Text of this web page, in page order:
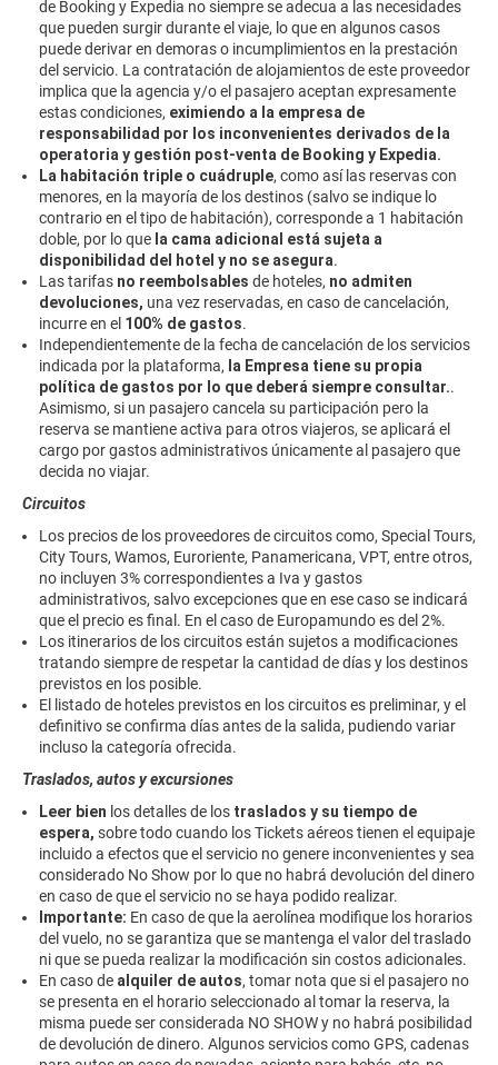
de Booking y Expedia no siempre se adecua a las necesidades
que pueden surgir durante el viaje, lo que en algunos casos
puede derivar en demoras o incumplimientos en la prestación
del servicio. La contratación de alojamientos de este proveedor
implica que la agencia y/o el pasajero aceptan expresamente
estas condiciones, eximiendo a la empresa de
responsabilidad por los inconvenientes derivados de la
operatoria y gestión post-venta de Booking y Expedia.
La habitación triple o cuádruple, como así las reservas con
menores, en la mayoría de los destinos (salvo se indique lo
contrario en el tipo de habitación), corresponde a 1 habitación
doble, por lo que la cama adicional está sujeta a
disponibilidad del hotel y no se asegura.
Las tarifas no reembolsables de hoteles, no admiten
devoluciones, una vez reservadas, en caso de cancelación,
incurre en el 100% de gastos.
Independientemente de la fecha de cancelación de los servicios
indicada por la plataforma, la Empresa tiene su propia
política de gastos por lo que deberá siempre consultar..
Asimismo, si un pasajero cancela su participación pero la
reserva se mantiene activa para otros viajeros, se aplicará el
cargo por gastos administrativos únicamente al pasajero que
decida no viajar.
Circuitos
Los precios de los proveedores de circuitos como, Special Tours,
City Tours, Wamos, Euroriente, Panamericana, VPT, entre otros,
no incluyen 3% correspondientes a Iva y gastos
administrativos, salvo excepciones que en ese caso se indicará
que el precio es final. En el caso de Europamundo es del 2%.
Los itinerarios de los circuitos están sujetos a modificaciones
tratando siempre de respetar la cantidad de días y los destinos
previstos en los posible.
El listado de hoteles previstos en los circuitos es preliminar, y el
definitivo se confirma días antes de la salida, pudiendo variar
incluso la categoría ofrecida.
Traslados, autos y excursiones
Leer bien los detalles de los traslados y su tiempo de
espera, sobre todo cuando los Tickets aéreos tienen el equipaje
incluido a efectos que el servicio no genere inconvenientes y sea
considerado No Show por lo que no habrá devolución del dinero
en caso de que el servicio no se haya podido realizar.
Importante: En caso de que la aerolínea modifique los horarios
del vuelo, no se garantiza que se mantenga el valor del traslado
ni que se pueda realizar la modificación sin costos adicionales.
En caso de alquiler de autos, tomar nota que si el pasajero no
se presenta en el horario seleccionado al tomar la reserva, la
misma puede ser considerada NO SHOW y no habrá posibilidad
de devolución de dinero. Algunos servicios como GPS, cadenas